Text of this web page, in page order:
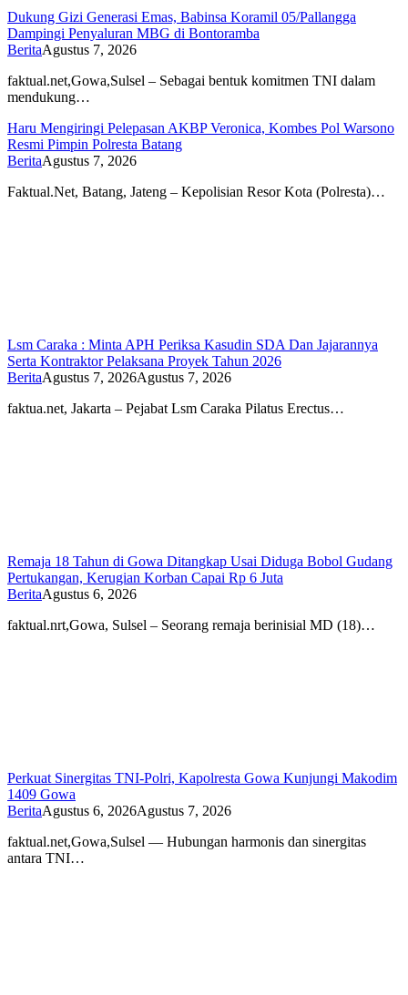
Dukung Gizi Generasi Emas, Babinsa Koramil 05/Pallangga
Dampingi Penyaluran MBG di Bontoramba
BeritaAgustus 7, 2026
faktual.net,Gowa,Sulsel – Sebagai bentuk komitmen TNI dalam
mendukung…
Haru Mengiringi Pelepasan AKBP Veronica, Kombes Pol Warsono
Resmi Pimpin Polresta Batang
BeritaAgustus 7, 2026
Faktual.Net, Batang, Jateng – Kepolisian Resor Kota (Polresta)…
Lsm Caraka : Minta APH Periksa Kasudin SDA Dan Jajarannya
Serta Kontraktor Pelaksana Proyek Tahun 2026
BeritaAgustus 7, 2026Agustus 7, 2026
faktua.net, Jakarta – Pejabat Lsm Caraka Pilatus Erectus…
Remaja 18 Tahun di Gowa Ditangkap Usai Diduga Bobol Gudang
Pertukangan, Kerugian Korban Capai Rp 6 Juta
BeritaAgustus 6, 2026
faktual.nrt,Gowa, Sulsel – Seorang remaja berinisial MD (18)…
Perkuat Sinergitas TNI-Polri, Kapolresta Gowa Kunjungi Makodim
1409 Gowa
BeritaAgustus 6, 2026Agustus 7, 2026
faktual.net,Gowa,Sulsel — Hubungan harmonis dan sinergitas
antara TNI…